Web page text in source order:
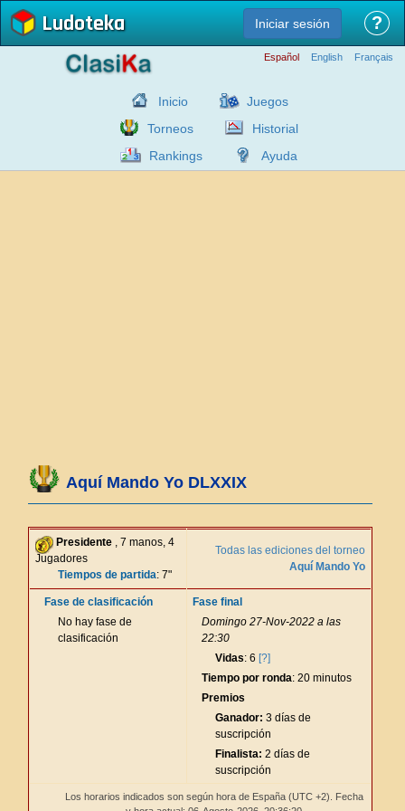
Ludoteka Iniciar sesión ?
Español English Français
Inicio
Juegos
Torneos
Historial
Rankings
Ayuda
Aquí Mando Yo DLXXIX
Presidente , 7 manos, 4
Jugadores
Tiempos de partida: 7"
Todas las ediciones del torneo
Aquí Mando Yo
Fase de clasificación
No hay fase de
clasificación
Fase final
Domingo 27-Nov-2022 a las
22:30
Vidas: 6 [?]
Tiempo por ronda: 20 minutos
Premios
Ganador: 3 días de
suscripción
Finalista: 2 días de
suscripción
Los horarios indicados son según hora de España (UTC +2). Fecha